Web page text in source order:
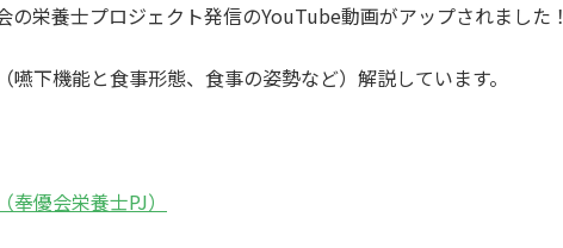
の栄養士プロジェクト発信のYouTube動画がアップされました！
嚥下機能と食事形態、食事の姿勢など）解説しています。
優会栄養士PJ）